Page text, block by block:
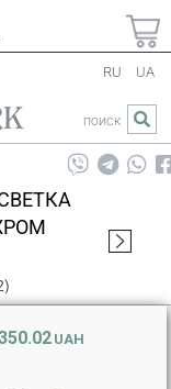
RU UA
ПОИСК
)
UAH